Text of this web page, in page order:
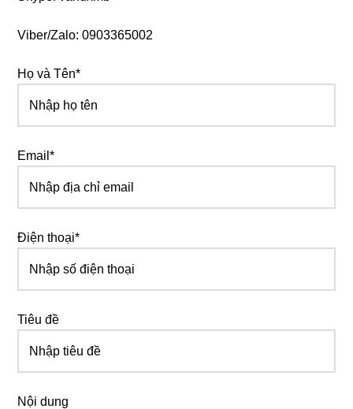
Viber/Zalo: 0903365002
Họ và Tên*
Email*
Điện thoại*
Tiêu đề
Nội dung